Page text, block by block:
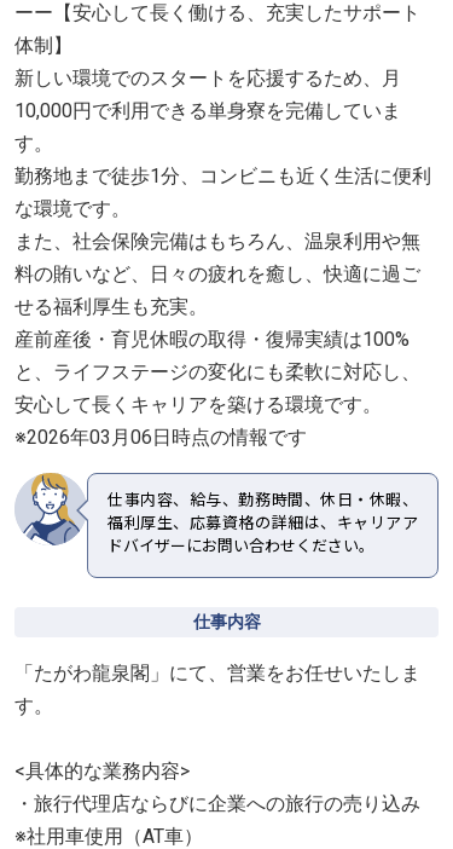
ーー【安心して長く働ける、充実したサポート
体制】
新しい環境でのスタートを応援するため、月
10,000円で利用できる単身寮を完備していま
す。
勤務地まで徒歩1分、コンビニも近く生活に便利
な環境です。
また、社会保険完備はもちろん、温泉利用や無
料の賄いなど、日々の疲れを癒し、快適に過ご
せる福利厚生も充実。
産前産後・育児休暇の取得・復帰実績は100%
と、ライフステージの変化にも柔軟に対応し、
安心して長くキャリアを築ける環境です。
※2026年03月06日時点の情報です
仕事内容、給与、勤務時間、休日・休暇、
福利厚生、応募資格の詳細は、キャリアア
ドバイザーにお問い合わせください。
仕事内容
「たがわ龍泉閣」にて、営業をお任せいたしま
す。
<具体的な業務内容>
・旅行代理店ならびに企業への旅行の売り込み
※社用車使用（AT車）